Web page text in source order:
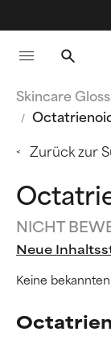
Skincare
Zurück zur
NICHT
Neue
Keine